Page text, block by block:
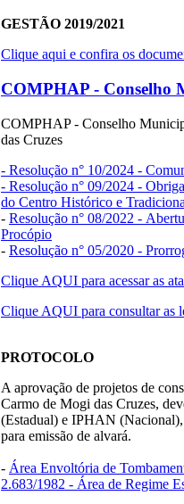
GESTÃO 2019/2021
Clique aqui e confira os
COMPHAP - Conselho
COMPHAP - Conselho
das Cruzes
- Resolução n° 10/2024 -
- Resolução n° 09/2024 -
do Centro Histórico e
- Resolução n° 08/2022 -
Procópio
- Resolução n° 05/2020 -
Clique AQUI para acessar as
Clique AQUI para consultar as
PROTOCOLO
A aprovação de projetos de
Carmo de Mogi das Cruzes,
(Estadual) e IPHAN
para emissão de alvará.
- Área Envoltória de
2.683/1982 - Área de Regime